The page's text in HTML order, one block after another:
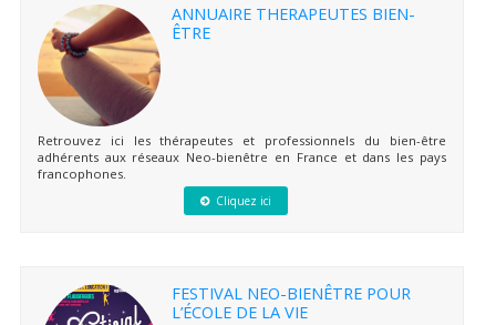
ANNUAIRE THERAPEUTES BIEN-
ÊTRE
Retrouvez ici les thérapeutes et professionnels du bien-être
adhérents aux réseaux Neo-bienêtre en France et dans les pays
francophones.
Cliquez ici
FESTIVAL NEO-BIENÊTRE POUR
L’ÉCOLE DE LA VIE